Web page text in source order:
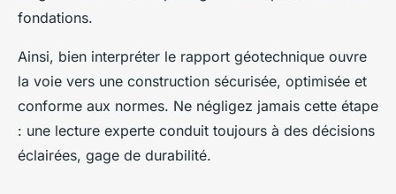
fondations.
Ainsi, bien interpréter le rapport géotechnique ouvre
la voie vers une construction sécurisée, optimisée et
conforme aux normes. Ne négligez jamais cette étape
: une lecture experte conduit toujours à des décisions
éclairées, gage de durabilité.